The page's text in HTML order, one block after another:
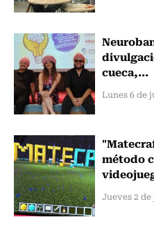
cueca,...
Lunes 6 de
método
Jueves 2